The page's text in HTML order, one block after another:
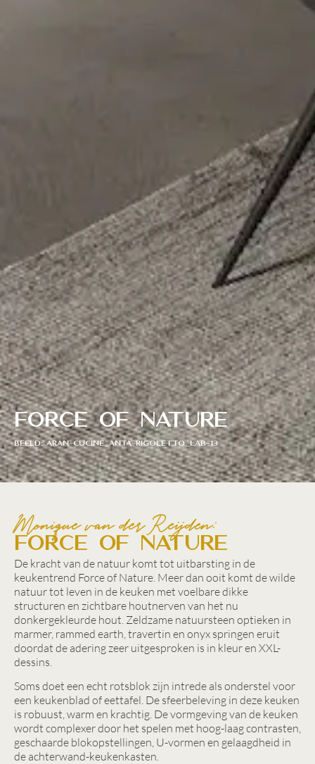
Force of Nature
BEELD: ARAN-Cucine_Anta-Rigoletto_LAB-13
Monique van der Reijden:
Force of Nature
De kracht van de natuur komt tot uitbarsting in de
keukentrend Force of Nature. Meer dan ooit komt de wilde
natuur tot leven in de keuken met voelbare dikke
structuren en zichtbare houtnerven van het nu
donkergekleurde hout. Zeldzame natuursteen optieken in
marmer, rammed earth, travertin en onyx springen eruit
doordat de adering zeer uitgesproken is in kleur en XXL-
dessins.
Soms doet een echt rotsblok zijn intrede als onderstel voor
een keukenblad of eettafel. De sfeerbeleving in deze keuken
is robuust, warm en krachtig. De vormgeving van de keuken
wordt complexer door het spelen met hoog-laag contrasten,
geschaarde blokopstellingen, U-vormen en gelaagdheid in
de achterwand-keukenkasten.